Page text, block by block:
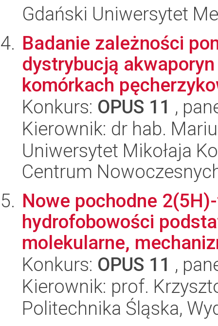
Gdański Uniwersytet
Badanie zależności
dystrybucją
komórkach
Konkurs: OPUS 11 ,
Kierownik: dr hab.
Uniwersytet Mikołaja
Centrum
Nowe pochodne
hydrofobowości
molekularne,
Konkurs: OPUS 11 ,
Kierownik: prof.
Politechnika Śląska,